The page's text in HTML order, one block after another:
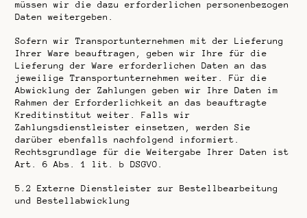
müssen wir die dazu erforderlichen personenbezogen
Daten weitergeben.
Sofern wir Transportunternehmen mit der Lieferung
Ihrer Ware beauftragen, geben wir Ihre für die
Lieferung der Ware erforderlichen Daten an das
jeweilige Transportunternehmen weiter. Für die
Abwicklung der Zahlungen geben wir Ihre Daten im
Rahmen der Erforderlichkeit an das beauftragte
Kreditinstitut weiter. Falls wir
Zahlungsdienstleister einsetzen, werden Sie
darüber ebenfalls nachfolgend informiert.
Rechtsgrundlage für die Weitergabe Ihrer Daten ist
Art. 6 Abs. 1 lit. b DSGVO.
5.2
Externe Dienstleister zur Bestellbearbeitung
und Bestellabwicklung